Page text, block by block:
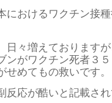
におけるワクチン接
日々増えております
ンがワクチン死者３
せめてもの救いです。
反応が酷いと記載さ